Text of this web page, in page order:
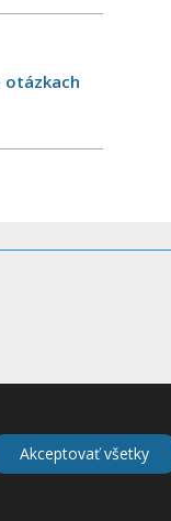
otázkach
Akceptovať všetky